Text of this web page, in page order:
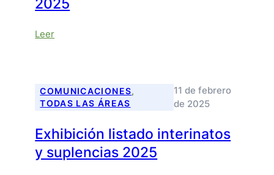
2025
Leer:
2025
COMUNICACIONES
TODAS LAS ÁREAS
11 de febrero
de 2025
Exhibición listado interinatos
y suplencias 2025